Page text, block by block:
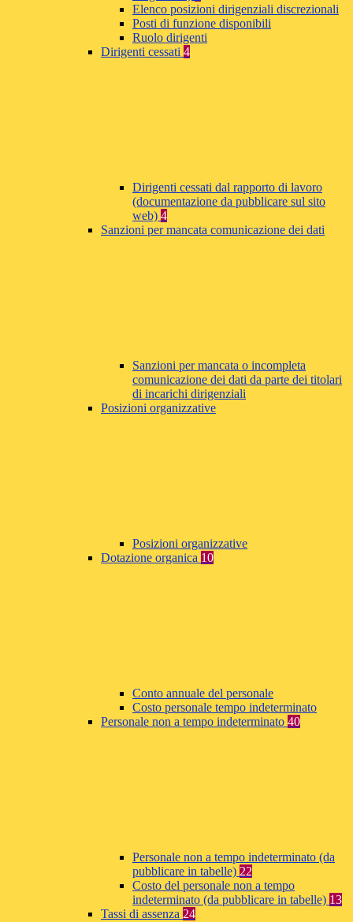
Elenco posizioni dirigenziali discrezionali
Posti di funzione disponibili
Ruolo dirigenti
Dirigenti cessati 4
Dirigenti cessati dal rapporto di lavoro
(documentazione da pubblicare sul sito
web) 4
Sanzioni per mancata comunicazione dei dati
Sanzioni per mancata o incompleta
comunicazione dei dati da parte dei titolari
di incarichi dirigenziali
Posizioni organizzative
Posizioni organizzative
Dotazione organica 10
Conto annuale del personale
Costo personale tempo indeterminato
Personale non a tempo indeterminato 40
Personale non a tempo indeterminato (da
pubblicare in tabelle) 22
Costo del personale non a tempo
indeterminato (da pubblicare in tabelle) 13
Tassi di assenza 24